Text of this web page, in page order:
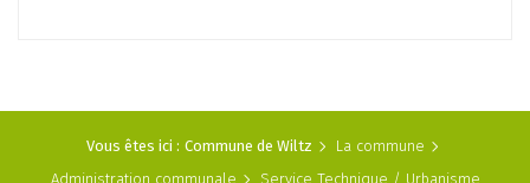
Vous êtes ici : Commune de Wiltz
La commune
Administration communale
Service Technique / Urbanisme